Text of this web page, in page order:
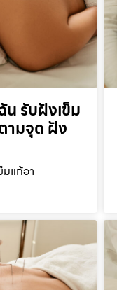
รับฝังเข็ม
ามจุด ฝัง
แก้อา